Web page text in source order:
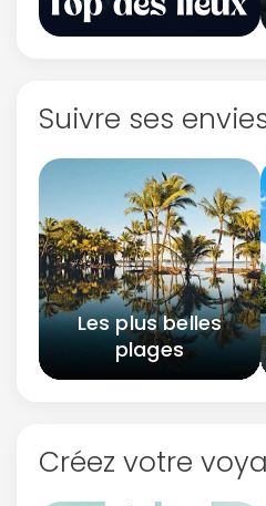
Suivre ses
Les plus belles
plages
Créez votre